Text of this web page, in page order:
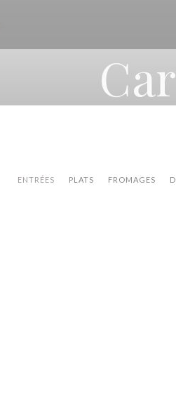
ENTRÉES PLATS FROMAGES